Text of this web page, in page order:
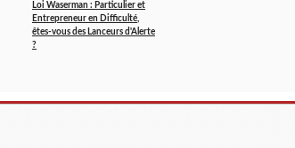
Loi Waserman : Particulier et
Entrepreneur en Difficulté,
êtes-vous des Lanceurs d'Alerte
?